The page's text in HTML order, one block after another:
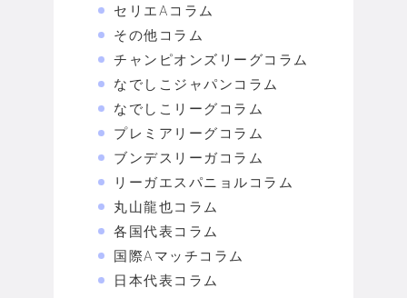
セリエAコラム
その他コラム
チャンピオンズリーグコラム
なでしこジャパンコラム
なでしこリーグコラム
プレミアリーグコラム
ブンデスリーガコラム
リーガエスパニョルコラム
丸山龍也コラム
各国代表コラム
国際Aマッチコラム
日本代表コラム